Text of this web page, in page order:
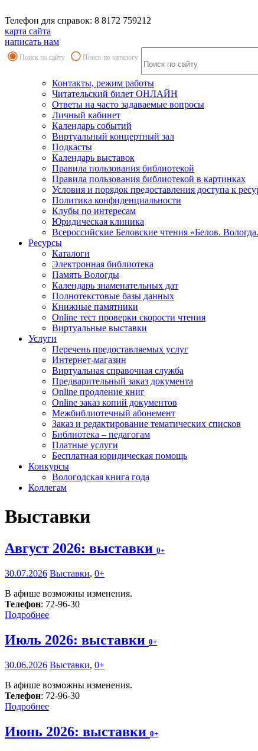
Телефон для справок: 8 8172 759212
карта сайта
написать нам
Поиск по сайту Поиск по каталогу
Контакты, режим работы
Читательский билет ОНЛАЙН
Ответы на часто задаваемые вопросы
Личный кабинет
Календарь событий
Виртуальный концертный зал
Подкасты
Календарь выставок
Правила пользования библиотекой
Правила пользования библиотекой в картинках
Условия и порядок предоставления доступа к
Политика конфиденциальности
Клубы по интересам
Юридическая клиника
Всероссийские Беловские чтения «Белов.
Ресурсы
Каталоги
Электронная библиотека
Память Вологды
Календарь знаменательных дат
Полнотекстовые базы данных
Книжные памятники
Online тест проверки скорости чтения
Виртуальные выставки
Услуги
Перечень предоставляемых услуг
Интернет-магазин
Виртуальная справочная служба
Предварительный заказ документа
Online продление книг
Online заказ копий документов
Межбиблиотечный абонемент
Заказ и редактирование тематических списков
Библиотека – педагогам
Платные услуги
Бесплатная юридическая помощь
Конкурсы
Вологодская книга года
Коллегам
Выставки
Август 2026: выставки 0+
30.07.2026 Выставки, 0+
В афише возможны изменения.
Телефон: 72-96-30
Подробнее
Июль 2026: выставки 0+
30.06.2026 Выставки, 0+
В афише возможны изменения.
Телефон: 72-96-30
Подробнее
Июнь 2026: выставки 0+